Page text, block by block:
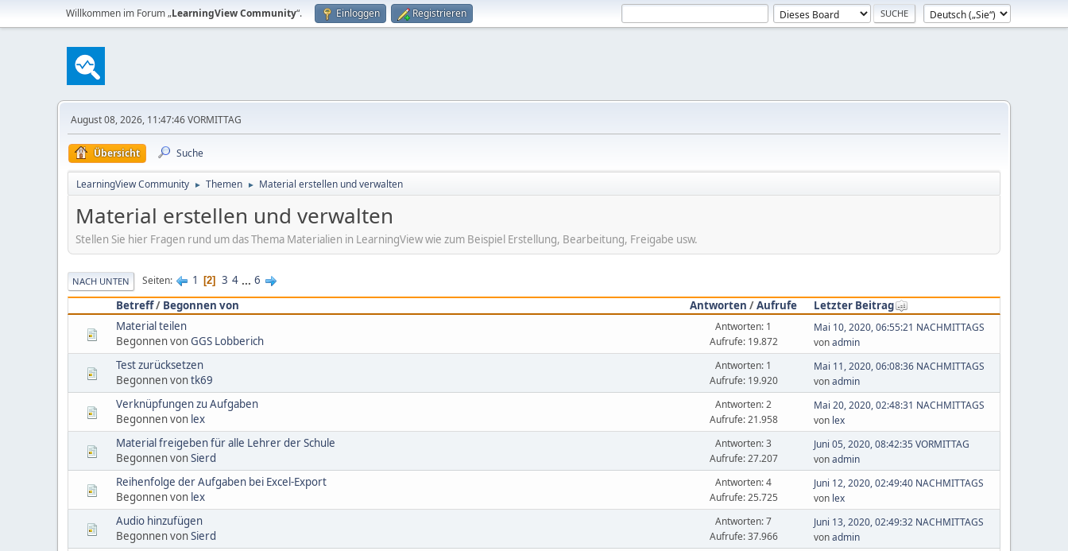
Willkommen im Forum „LearningView Community“. Einloggen Registrieren
August 08, 2026, 11:47:46 VORMITTAG
Übersicht Suche
LearningView Community ► Themen ► Material erstellen und verwalten
Material erstellen und verwalten
Stellen Sie hier Fragen rund um das Thema Materialien in LearningView wie zum Beispiel Erstellung, Bearbeitung, Freigabe usw.
NACH UNTEN Seiten 1 2 3 4 ... 6
Betreff/ Begonnen von Antworten /Aufrufe
Letzter Beitrag
Material teilen
Begonnen vonGGS Lobberich
Antworten: 1
Aufrufe: 19.872
Mai 10, 2020, 06:55:21 NACHMITTAGS
vonadmin
Test zurücksetzen
Begonnen vontk69
Antworten: 1
Aufrufe: 19.920
Mai 11, 2020, 06:08:36 NACHMITTAGS
vonadmin
Verknüpfungen zu Aufgaben
Begonnen von lex
Antworten: 2
Aufrufe: 21.958
Mai 20, 2020, 02:48:31 NACHMITTAGS
von lex
Material freigeben für alle Lehrer der Schule
Begonnen vonSierd
Antworten: 3
Aufrufe: 27.207
Juni 05, 2020, 08:42:35 VORMITTAG
vonadmin
Reihenfolge der Aufgaben bei Excel-Export
Begonnen von lex
Antworten: 4
Aufrufe: 25.725
Juni 12, 2020, 02:49:40 NACHMITTAGS
von lex
Audio hinzufügen
Begonnen vonSierd
Antworten: 7
Aufrufe: 37.966
Juni 13, 2020, 02:49:32 NACHMITTAGS
vonadmin